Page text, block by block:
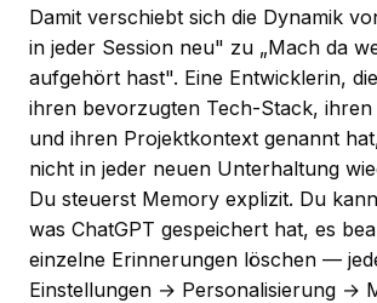
Damit verschiebt sich die Dynamik
in jeder Session neu" zu „Mach da
aufgehört hast". Eine Entwicklerin,
ihren bevorzugten Tech-Stack, ihren
und ihren Projektkontext genannt
nicht in jeder neuen Unterhaltung
Du steuerst Memory explizit. Du
was ChatGPT gespeichert hat, es
einzelne Erinnerungen löschen —
Einstellungen → Personalisierung →